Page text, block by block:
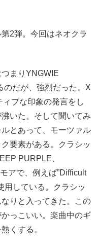
2弾。今回はネオクラ
まりYNGWIE
のだが、強烈だった。X
ブな印象の発言をし
いた。そして聞いてみ
とあって、モーツァル
要素がある。クラシッ
PURPLE、
アで、例えば”Difficult
用している。クラシッ
りと入ってきた。この
っこいい。楽曲中のギ
くする。